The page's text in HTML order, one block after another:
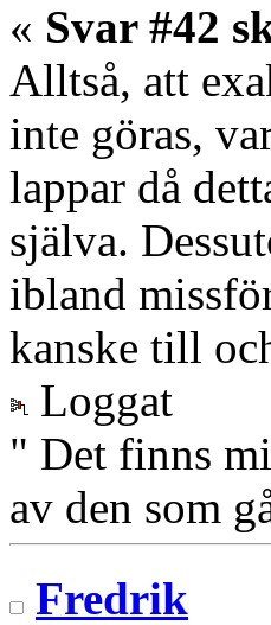
« Svar #42
Alltså, att
inte göras,
lappar då
själva.
ibland
kanske till
Loggat
" Det finns
av den som
Fredrik